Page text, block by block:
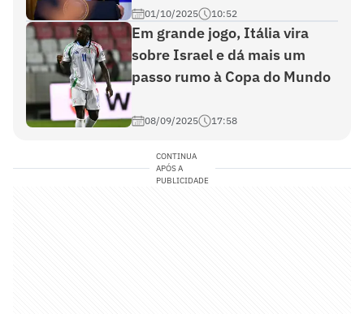
01/10/2025 10:52
Em grande jogo, Itália vira
sobre Israel e dá mais um
passo rumo à Copa do Mundo
08/09/2025 17:58
CONTINUA
APÓS A
PUBLICIDADE